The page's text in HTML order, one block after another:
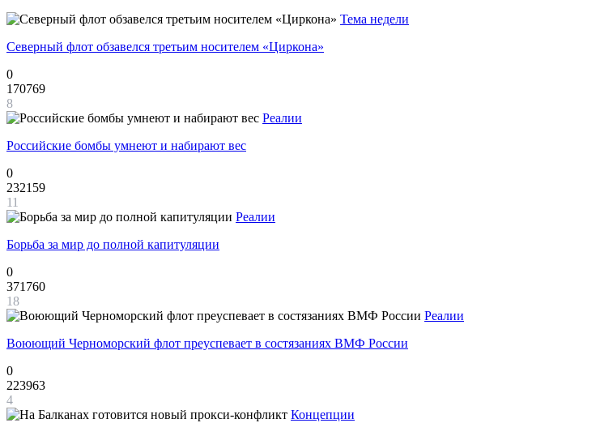
Тема недели
Северный флот обзавелся третьим носителем «Циркона»
0
170769
8
Реалии
Российские бомбы умнеют и набирают вес
0
232159
11
Реалии
Борьба за мир до полной капитуляции
0
371760
18
Реалии
Воюющий Черноморский флот преуспевает в состязаниях ВМФ России
0
223963
4
Концепции